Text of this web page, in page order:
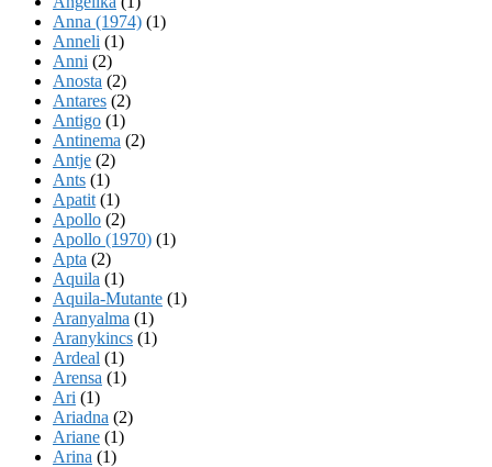
Anna (1974) (1)
Anneli (1)
Anni (2)
Anosta (2)
Antares (2)
Antigo (1)
Antinema (2)
Antje (2)
Ants (1)
Apatit (1)
Apollo (2)
Apollo (1970) (1)
Apta (2)
Aquila (1)
Aquila-Mutante (1)
Aranyalma (1)
Aranykincs (1)
Ardeal (1)
Arensa (1)
Ari (1)
Ariadna (2)
Ariane (1)
Arina (1)